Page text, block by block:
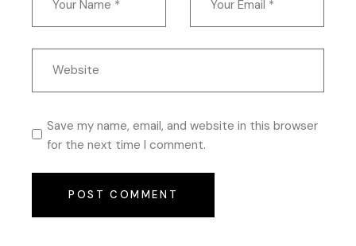
Save my name, email, and website in this browser
for the next time I comment.
POST COMMENT